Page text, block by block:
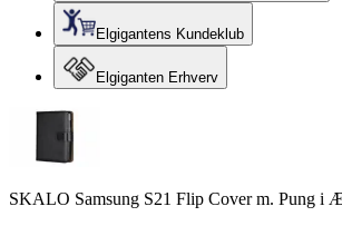
Elgigantens Kundeklub
Elgiganten Erhverv
SKALO Samsung S21 Flip Cover m. Pung i